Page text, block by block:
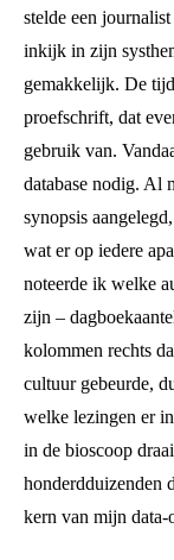
stelde een
inkijk in zijn
gemakkelijk. De
proefschrift, dat
gebruik van.
database nodig. Al
synopsis
wat er op iedere
noteerde ik welke
zijn –
kolommen rechts
cultuur gebeurde,
welke lezingen er
in de bioscoop
honderdduizenden
kern van mijn data-